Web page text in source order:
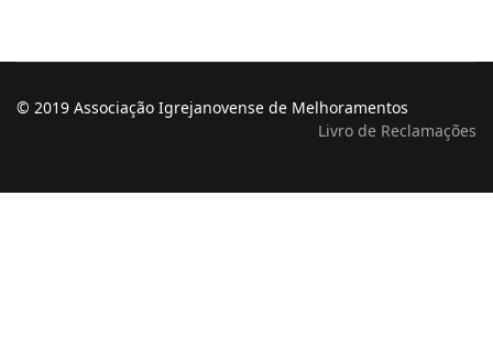
© 2019 Associação Igrejanovense de Melhoramentos
Livro de Reclamações